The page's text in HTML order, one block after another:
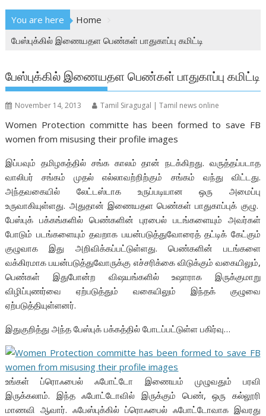
You are here
Home
பேஸ்புக்கில் இணையதள பெண்கள் பாதுகாப்பு கமிட்டி
பேஸ்புக்கில் இணையதள பெண்கள் பாதுகாப்பு கமிட்டி
November 14, 2013 Tamil Siragugal | Tamil news online
Women Protection committe has been formed to save FB
women from misusing their profile images
இப்பவும் தமிழகத்தில் சங்க காலம் தான் நடக்கிறது. வருத்தப்படாத
வாலிபர் சங்கம் முதல் எல்லாவற்றிற்கும் சங்கம் வந்து விட்டது.
அந்தவகையில் லேட்டஸ்டாக உருப்படியான ஒரு அமைப்பு
உருவாகியுள்ளது. அதுதான் இணையதள பெண்கள் பாதுகாப்புக் குழு.
பேஸ்புக் பக்கங்களில் பெண்களின் புரபைல் படங்களையும் அவர்கள்
போடும் படங்களையும் தவறாக பயன்படுத்துவோரைத் தட்டிக் கேட்கும்
குழுவாக இது அறிவிக்கப்பட்டுள்ளது. பெண்களின் படங்களை
வக்கிரமாக பயன்படுத்துவோருக்கு எச்சரிக்கை விடுக்கும் வகையிலும்,
பெண்கள் இதுபோன்ற விஷயங்களில் உஷாராக இருக்குமாறு
விழிப்புணர்வை ஏற்படுத்தும் வகையிலும் இந்தக் குழுவை
ஏற்படுத்தியுள்ளனர்.
இதுகுறித்து அந்த பேஸ்புக் பக்கத்தில் போடப்பட்டுள்ள பகிர்வு…
உங்கள் ப்ரொஃபைல் ஃபோட்டோ இணையம் முழுவதும் பரவி
இருக்கலாம். இந்த ஃபோட்டோவில் இருக்கும் பெண், ஒரு கல்லூரி
மாணவி ஆவார். ஃபேஸ்புக்கில் ப்ரொஃபைல் ஃபோட்டோவாக இவரது